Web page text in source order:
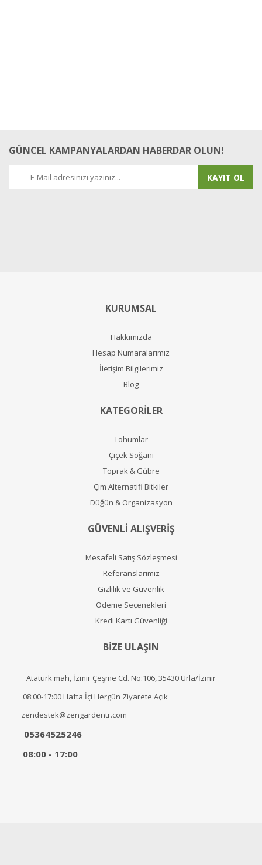
GÜNCEL KAMPANYALARDAN HABERDAR OLUN!
KAYIT OL
KURUMSAL
Hakkımızda
Hesap Numaralarımız
İletişim Bilgilerimiz
Blog
KATEGORİLER
Tohumlar
Çiçek Soğanı
Toprak & Gübre
Çim Alternatifi Bitkiler
Düğün & Organizasyon
GÜVENLİ ALIŞVERİŞ
Mesafeli Satış Sözleşmesi
Referanslarımız
Gizlilik ve Güvenlik
Ödeme Seçenekleri
Kredi Kartı Güvenliği
BİZE ULAŞIN
Atatürk mah, İzmir Çeşme Cd. No:106, 35430 Urla/İzmir
08:00-17:00 Hafta İçi Hergün Ziyarete Açık
zendestek@zengardentr.com
05364525246
08:00 - 17:00